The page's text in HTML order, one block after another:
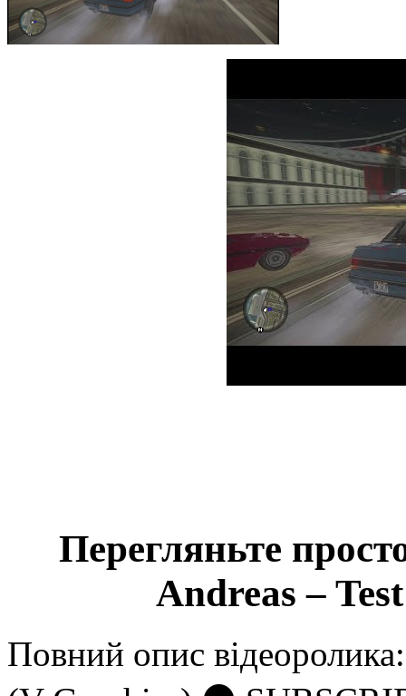
Перегляньте
Andreas –
Повний опис